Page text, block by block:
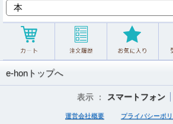
e-honトップへ
表示 ： スマートフォン
運営会社概要 プライバシーポ